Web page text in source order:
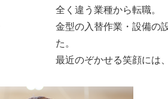
全く違う業種から転職。
金型の入替作業・設備の
た。
最近のぞかせる笑顔には